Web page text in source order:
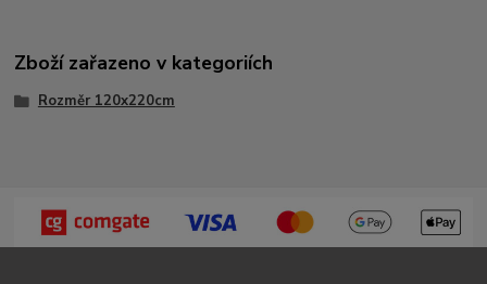
Zboží zařazeno v kategoriích
Rozměr 120x220cm